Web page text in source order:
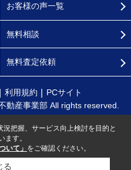
お客様の声一覧
無料相談
無料査定依頼
利用規約
PCサイト
動産事業部 All rights reserved.
把握、サービス向上検討を目的と
ます。
いて」 をご確認ください。
る